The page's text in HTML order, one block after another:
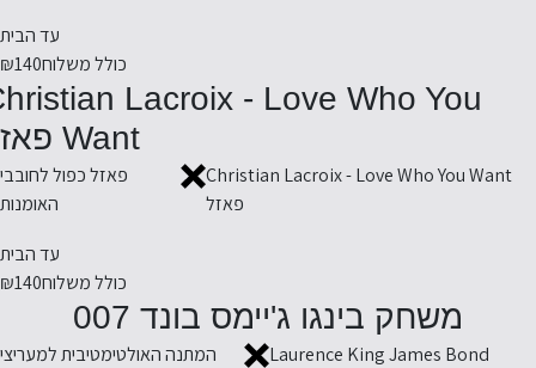
עד הבית
כולל משלוח₪140
Lacroix - Love Who You
Want פאזל
Christian Lacroix - Love Who You Want
פאזל
פאזל כפול לחובבי
האומנות
עד הבית
כולל משלוח₪140
משחק בינגו ג'יימס בונד 007
Laurence King James Bond
המתנה האולטימטיבית למעריצי